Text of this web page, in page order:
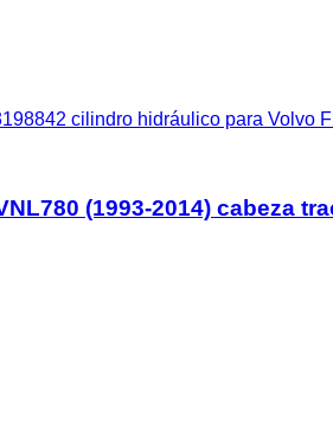
cilindro hidráulico para Volvo
(1993-2014) cabeza